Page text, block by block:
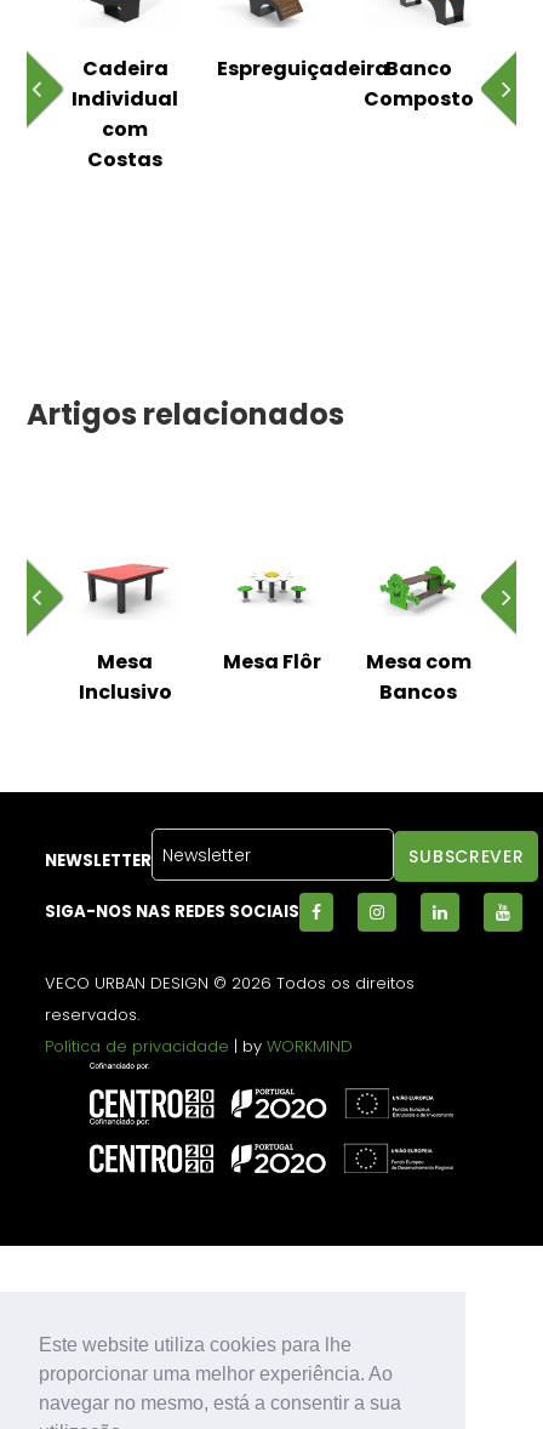
Este website utiliza cookies para lhe
proporcionar uma melhor experiência. Ao
navegar no mesmo, está a consentir a sua
Cadeira
Individual
com
Costas
EspreguiçadeiraBanco
Composto
Artigos relacionados
Mesa
Inclusivo
Mesa Flôr
Mesa com
Bancos
NEWSLETTER
SIGA-NOS NAS REDES SOCIAIS
VECO URBAN DESIGN © 2026 Todos os direitos
reservados.
Política de privacidade | byWORKMIND